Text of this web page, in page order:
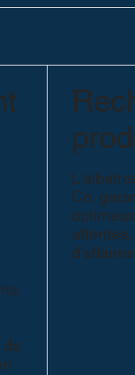
Co.